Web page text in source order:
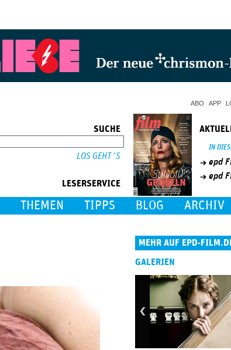
ABO APP
SUCHE
LESERSERVICE
IN
epd
epd
THEMEN TIPPS BLOG ARCHIV
MEHR AUF EPD-
GALERIEN